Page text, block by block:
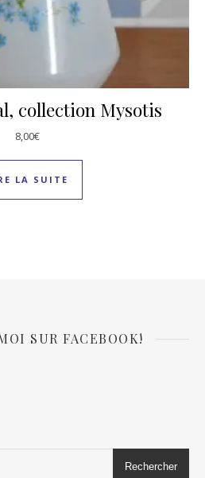
collection Mysotis
8,00€
LA SUITE
SUR FACEBOOK!
Rechercher